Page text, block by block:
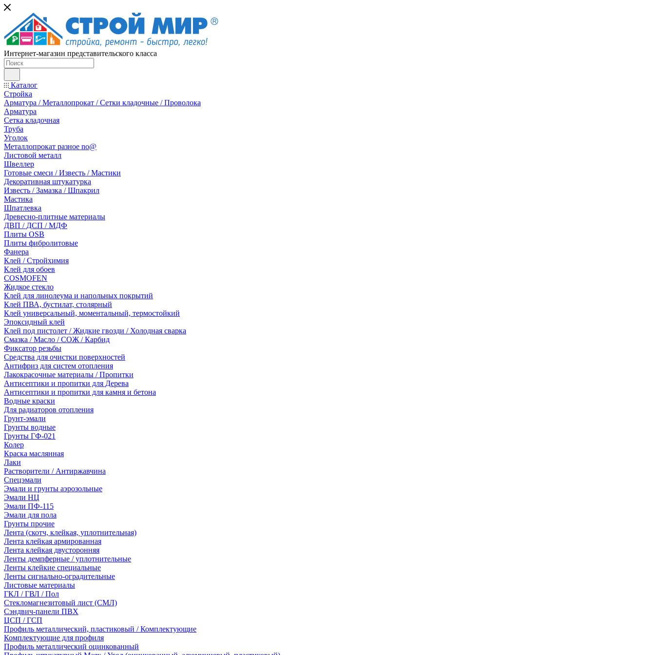
Интернет-магазин представительского класса
Каталог
Стройка
Арматура / Металлопрокат / Сетки кладочные / Проволока
Арматура
Сетка кладочная
Труба
Уголок
Металлопрокат разное no@
Листовой металл
Швеллер
Готовые смеси / Известь / Мастики
Декоративная штукатурка
Известь / Замазка / Шпакрил
Мастика
Шпатлевка
Древесно-плитные материалы
ДВП / ДСП / МДФ
Плиты OSB
Плиты фибролитовые
Фанера
Клей / Стройхимия
Клей для обоев
COSMOFEN
Жидкое стекло
Клей для линолеума и напольных покрытий
Клей ПВА, бустилат, столярный
Клей универсальный, моментальный, термостойкий
Эпоксидный клей
Клей под пистолет / Жидкие гвозди / Холодная сварка
Смазка / Масло / СОЖ / Карбид
Фиксатор резьбы
Средства для очистки поверхностей
Антифриз для систем отопления
Лакокрасочные материалы / Пропитки
Антисептики и пропитки для Дерева
Антисептики и пропитки для камня и бетона
Водные краски
Для радиаторов отопления
Грунт-эмали
Грунты водные
Грунты ГФ-021
Колер
Краска маслянная
Лаки
Растворители / Антиржавчина
Спецэмали
Эмали и грунты аэрозольные
Эмали НЦ
Эмали ПФ-115
Эмали для пола
Грунты прочие
Лента (скотч, клейкая, уплотнительная)
Лента клейкая армированная
Лента клейкая двусторонняя
Ленты демпферные / уплотнительные
Ленты клейкие специальные
Ленты сигнально-оградительные
Листовые материалы
ГКЛ / ГВЛ / Пол
Стекломагнезитовый лист (СМЛ)
Сэндвич-панели ПВХ
ЦСП / ГСП
Профиль металлический, пластиковый / Комплектующие
Комплектующие для профиля
Профиль металлический оцинкованный